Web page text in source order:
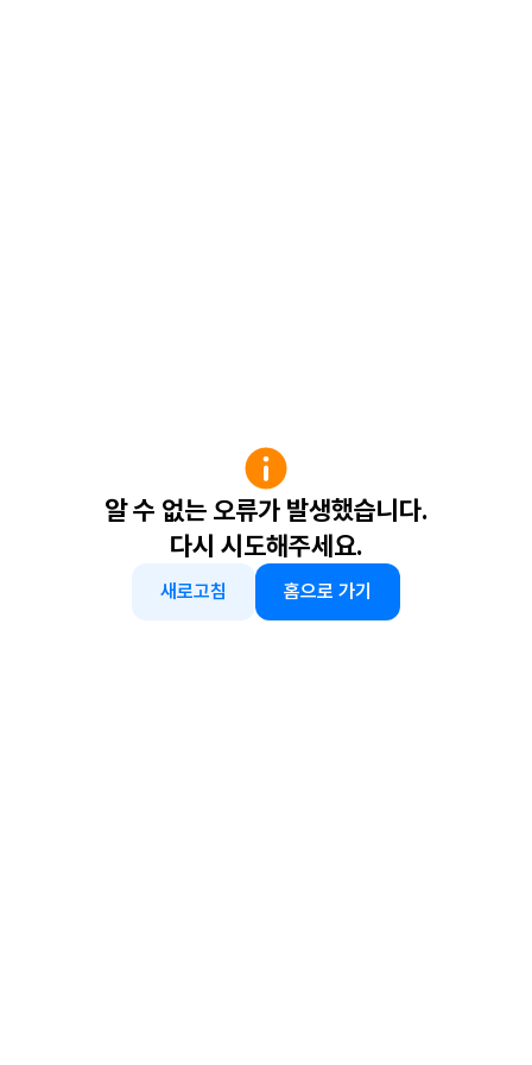
알 수 없는 오류가 발생했습니다.
다시 시도해주세요.
새로고침 홈으로 가기